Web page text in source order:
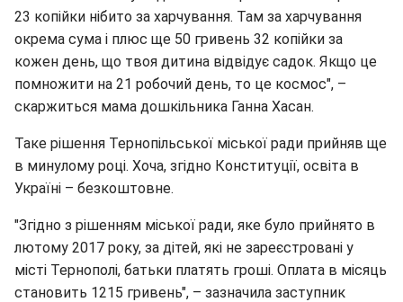
23 копійки нібито за харчування. Там за харчування
окрема сума і плюс ще 50 гривень 32 копійки за
кожен день, що твоя дитина відвідує садок. Якщо це
помножити на 21 робочий день, то це космос", –
скаржиться мама дошкільника Ганна Хасан.
Таке рішення Тернопільської міської ради прийняв ще
в минулому році. Хоча, згідно Конституції, освіта в
Україні – безкоштовне.
"Згідно з рішенням міської ради, яке було прийнято в
лютому 2017 року, за дітей, які не зареєстровані у
місті Тернополі, батьки платять гроші. Оплата в місяць
становить 1215 гривень", – зазначила заступник